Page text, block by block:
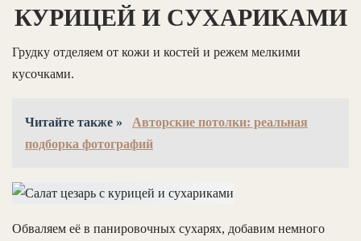
КУРИЦЕЙ И СУХАРИКАМИ
Грудку отделяем от кожи и костей и режем мелкими
кусочками.
Читайте также »
Авторские потолки: реальная
подборка фотографий
Обваляем её в панировочных сухарях, добавим немного